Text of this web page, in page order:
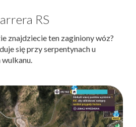
RS
znajdziecie ten zaginiony wóz?
się przy serpentynach u